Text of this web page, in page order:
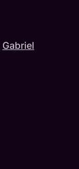
Gabriel